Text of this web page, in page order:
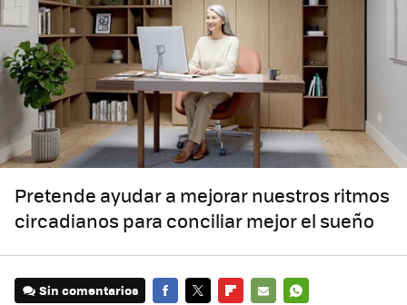
Pretende ayudar a mejorar nuestros ritmos
circadianos para conciliar mejor el sueño
Sin comentarios